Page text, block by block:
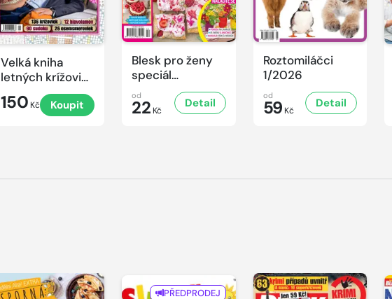
Velká kniha
letných krížoviek
s TV JOJ 2026
150 Kč Koupit
Blesk pro ženy
speciál
č.2/2026
od
22 Kč
Detail
Roztomiláčci
1/2026
od
59 Kč
Detail
PŘEDPRODEJ